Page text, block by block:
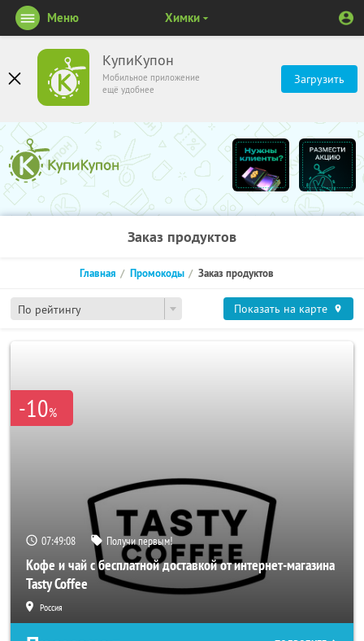
КупиКупон
Мобильное приложение
ещё удобнее
Загрузить
Меню Химки
Заказ продуктов
По рейтингу
Главная Промокоды Заказ продуктов
Показать на карте
-10%
07:49:08 Получи первым!
Кофе и чай с бесплатной доставкой от интернет-магазина
Tasty Coffee
Россия